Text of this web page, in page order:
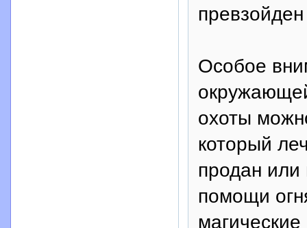
Особое
охоты
который
продан
помощи